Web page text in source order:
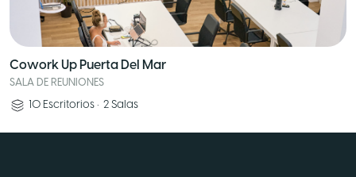
Cowork Up Puerta Del Mar
SALA DE REUNIONES
10 Escritorios • 2 Salas